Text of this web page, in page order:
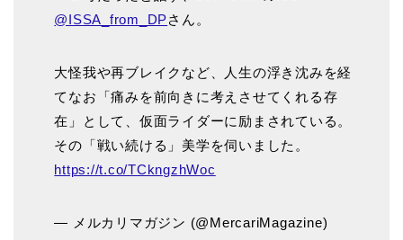
@ISSA_from_DPさん。
大怪我や再ブレイクなど、人生の浮き沈みを経
てなお「痛みを前向きに考えさせてくれる存
在」として、仮面ライダーに励まされている。
その「戦い続ける」美学を伺いました。
https://t.co/TCkngzhWoc
— メルカリマガジン (@MercariMagazine)